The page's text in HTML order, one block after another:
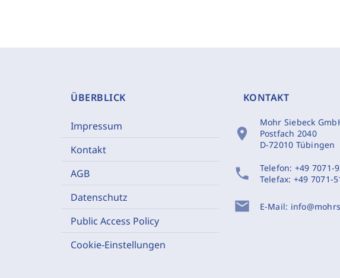
ÜBERBLICK
Impressum
Kontakt
AGB
Datenschutz
Public Access Policy
Cookie-Einstellungen
KONTAKT
location_on
Mohr Siebeck
Postfach 2040
D-72010 Tübingen
phone Telefon: +49 7071-
Telefax: +49 7071-
mail E-Mail: